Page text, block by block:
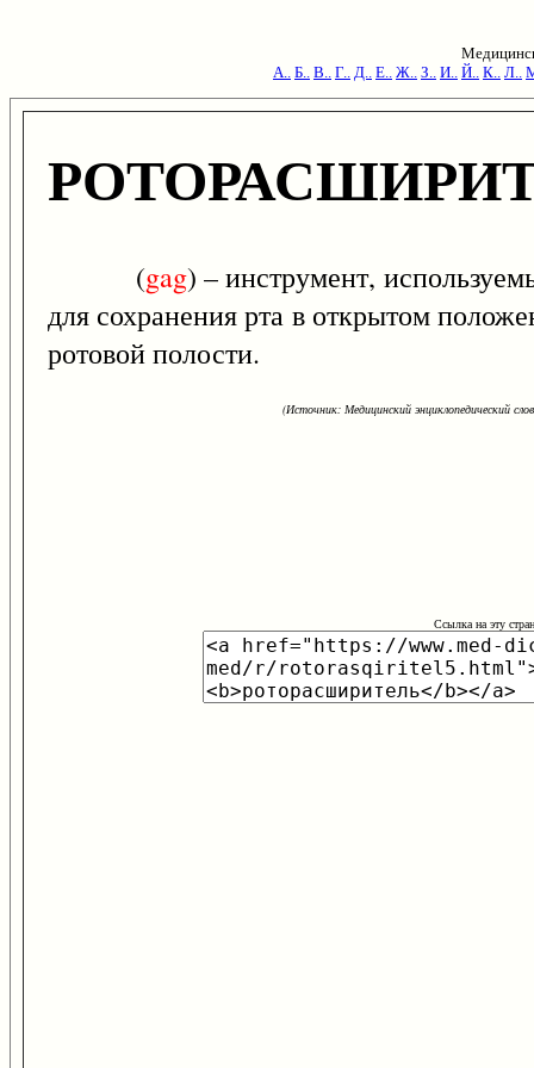
А.. Б.. В.. Г.. Д.. Е.. Ж.. З.. И.. Й.. К.. Л..
(gag) – инструмент,
для сохранения рта в открытом
ротовой полости.
(Источник: Медицинский энциклопедический
Ссылка на эту